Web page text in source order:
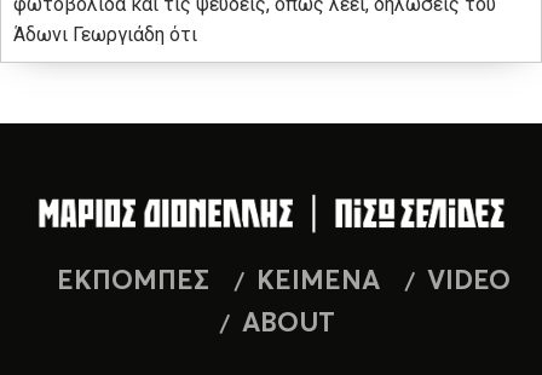
Άδωνι Γεωργιάδη ότι
ΕΚΠΟΜΠΕΣ ΚΕΙΜΕΝΑ
VIDEO
ABOUT